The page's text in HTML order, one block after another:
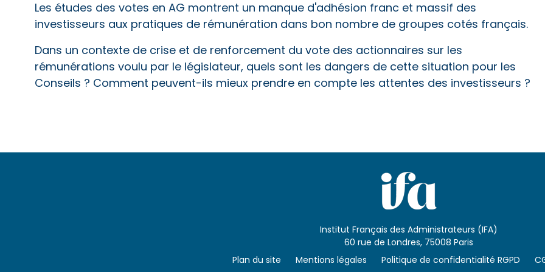
Les études des votes en AG montrent un manque d'adhésion franc et massif des
investisseurs aux pratiques de rémunération dans bon nombre de groupes cotés français.
Dans un contexte de crise et de renforcement du vote des actionnaires sur les
rémunérations voulu par le législateur, quels sont les dangers de cette situation pour les
Conseils ? Comment peuvent-ils mieux prendre en compte les attentes des investisseurs ?
Institut Français des Administrateurs (IFA)
60 rue de Londres, 75008 Paris
Plan du site
Mentions légales Politique de confidentialité RGPD